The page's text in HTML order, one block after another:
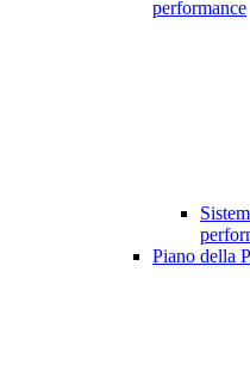
performance
Piano della